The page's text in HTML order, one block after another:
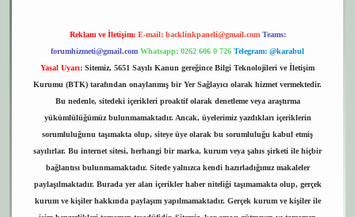
Reklam ve İletişim: E-mail: backlinkpaneli@gmail.com Teams:
forumhizmeti@gmail.com Whatsapp: 0262 606 0 726 Telegram: @karabul
Yasal Uyarı: Sitemiz, 5651 Sayılı Kanun gereğince Bilgi Teknolojileri ve İletişim
Kurumu (BTK) tarafından onaylanmış bir Yer Sağlayıcı olarak hizmet vermektedir.
Bu nedenle, sitedeki içerikleri proaktif olarak denetleme veya araştırma
yükümlülüğümüz bulunmamaktadır. Ancak, üyelerimiz yazdıkları içeriklerin
sorumluluğunu taşımakta olup, siteye üye olarak bu sorumluluğu kabul etmiş
sayılırlar. Bu internet sitesi, herhangi bir marka, kurum veya şahıs şirketi ile hiçbir
bağlantısı bulunmamaktadır. Sitede yalnızca kendi hazırladığımız makaleler
paylaşılmaktadır. Burada yer alan içerikler haber niteliği taşımamakta olup, gerçek
kurum ve kişiler hakkında paylaşım yapılmamaktadır. Gerçek kurum ve kişiler ile